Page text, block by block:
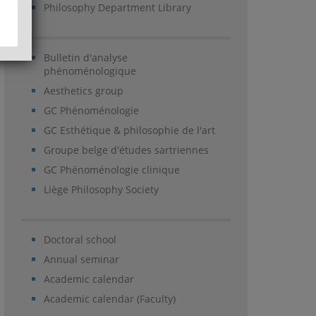
Philosophy Department Library
Bulletin d'analyse
phénoménologique
Aesthetics group
GC Phénoménologie
GC Esthétique & philosophie de l'art
Groupe belge d'études sartriennes
GC Phénoménologie clinique
Liège Philosophy Society
Doctoral school
Annual seminar
Academic calendar
Academic calendar (Faculty)